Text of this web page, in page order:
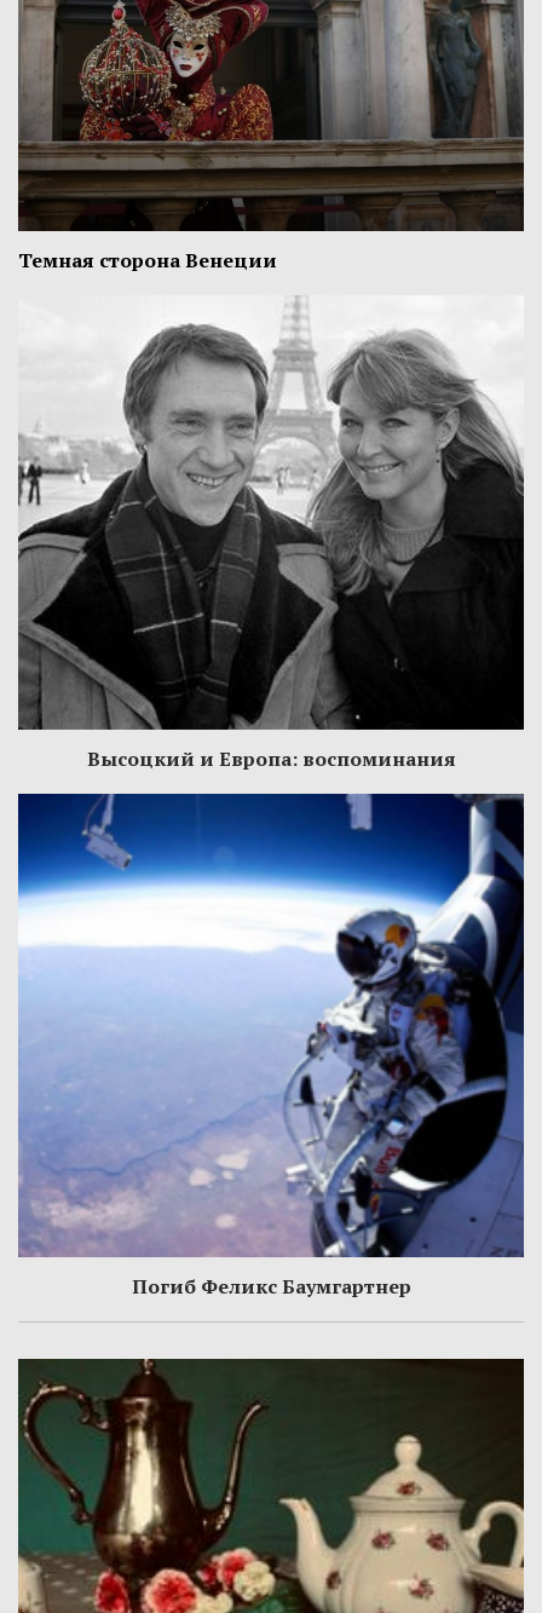
Темная сторона Венеции
Высоцкий и Европа: воспоминания
Погиб Феликс Баумгартнер